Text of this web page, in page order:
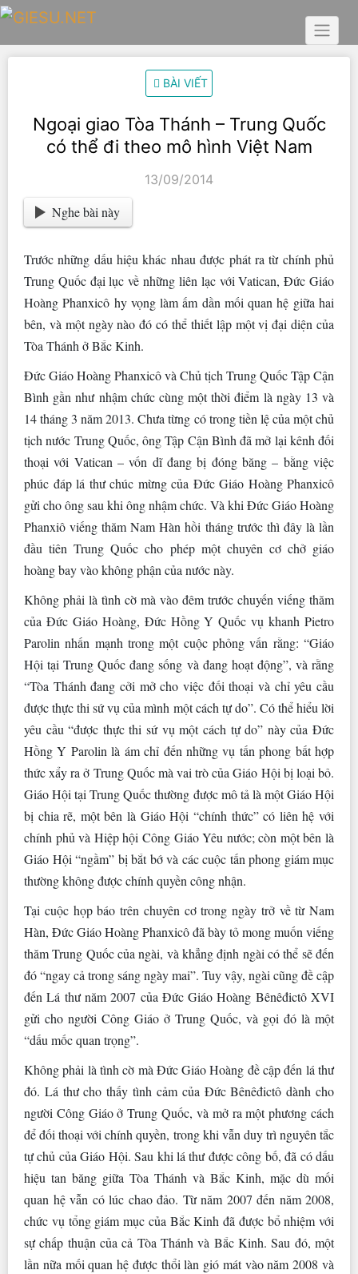
Skip
content
BÀI VIẾT
Ngoại giao Tòa Thánh – Trung Quốc
có thể đi theo mô hình Việt Nam
13/09/2014
Nghe bài này
Trước những dấu hiệu khác nhau được phát ra từ chính phủ
Trung Quốc đại lục về những liên lạc với Vatican, Đức Giáo
Hoàng Phanxicô hy vọng làm ấm dần mối quan hệ giữa hai
bên, và một ngày nào đó có thể thiết lập một vị đại diện của
Tòa Thánh ở Bắc Kinh.
Đức Giáo Hoàng Phanxicô và Chủ tịch Trung Quốc Tập Cận
Bình gần như nhậm chức cùng một thời điểm là ngày 13 và
14 tháng 3 năm 2013. Chưa từng có trong tiền lệ của một chủ
tịch nước Trung Quốc, ông Tập Cận Bình đã mở lại kênh đối
thoại với Vatican – vốn dĩ đang bị đóng băng – bằng việc
phúc đáp lá thư chúc mừng của Đức Giáo Hoàng Phanxicô
gửi cho ông sau khi ông nhậm chức. Và khi Đức Giáo Hoàng
Phanxiô viếng thăm Nam Hàn hồi tháng trước thì đây là lần
đầu tiên Trung Quốc cho phép một chuyên cơ chở giáo
hoàng bay vào không phận của nước này.
Không phải là tình cờ mà vào đêm trước chuyến viếng thăm
của Đức Giáo Hoàng, Đức Hồng Y Quốc vụ khanh Pietro
Parolin nhấn mạnh trong một cuộc phỏng vấn rằng: “Giáo
Hội tại Trung Quốc đang sống và đang hoạt động”, và rằng
“Tòa Thánh đang cởi mở cho việc đối thoại và chỉ yêu cầu
được thực thi sứ vụ của mình một cách tự do”. Có thể hiểu lời
yêu cầu “được thực thi sứ vụ một cách tự do” này của Đức
Hồng Y Parolin là ám chỉ đến những vụ tấn phong bất hợp
thức xẩy ra ở Trung Quốc mà vai trò của Giáo Hội bị loại bỏ.
Giáo Hội tại Trung Quốc thường được mô tả là một Giáo Hội
bị chia rẽ, một bên là Giáo Hội “chính thức” có liên hệ với
chính phủ và Hiệp hội Công Giáo Yêu nước; còn một bên là
Giáo Hội “ngầm” bị bắt bớ và các cuộc tấn phong giám mục
thường không được chính quyền công nhận.
Tại cuộc họp báo trên chuyên cơ trong ngày trở về từ Nam
Hàn, Đức Giáo Hoàng Phanxicô đã bày tỏ mong muốn viếng
thăm Trung Quốc của ngài, và khẳng định ngài có thể sẽ đến
đó “ngay cả trong sáng ngày mai”. Tuy vậy, ngài cũng đề cập
đến Lá thư năm 2007 của Đức Giáo Hoàng Bênêđictô XVI
gửi cho người Công Giáo ở Trung Quốc, và gọi đó là một
“dấu mốc quan trọng”.
Không phải là tình cờ mà Đức Giáo Hoàng đề cập đến lá thư
đó. Lá thư cho thấy tình cảm của Đức Bênêđictô dành cho
người Công Giáo ở Trung Quốc, và mở ra một phương cách
để đối thoại với chính quyền, trong khi vẫn duy trì nguyên tắc
tự chủ của Giáo Hội. Sau khi lá thư được công bố, đã có dấu
hiệu tan băng giữa Tòa Thánh và Bắc Kinh, mặc dù mối
quan hệ vẫn có lúc chao đảo. Từ năm 2007 đến năm 2008,
chức vụ tổng giám mục của Bắc Kinh đã được bổ nhiệm với
sự chấp thuận của cả Tòa Thánh và Bắc Kinh. Sau đó, một
lần nữa mối quan hệ được thổi làn gió mát vào năm 2008 và